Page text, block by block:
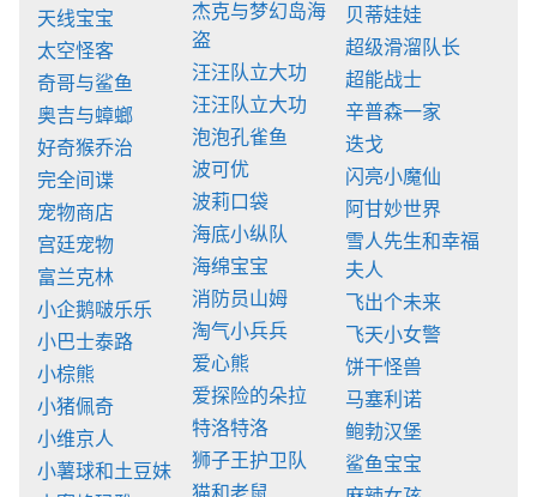
天线宝宝
太空怪客
奇哥与鲨鱼
奥吉与蟑螂
好奇猴乔治
完全间谍
宠物商店
宫廷宠物
富兰克林
小企鹅啵乐乐
小巴士泰路
小棕熊
小猪佩奇
小维京人
小薯球和土豆妹
杰克与梦幻岛海
盗
汪汪队立大功
汪汪队立大功
泡泡孔雀鱼
波可优
波莉口袋
海底小纵队
海绵宝宝
消防员山姆
淘气小兵兵
爱心熊
爱探险的朵拉
特洛特洛
狮子王护卫队
猫和老鼠
贝蒂娃娃
超级滑溜队长
超能战士
辛普森一家
迭戈
闪亮小魔仙
阿甘妙世界
雪人先生和幸福
夫人
飞出个未来
飞天小女警
饼干怪兽
马塞利诺
鲍勃汉堡
鲨鱼宝宝